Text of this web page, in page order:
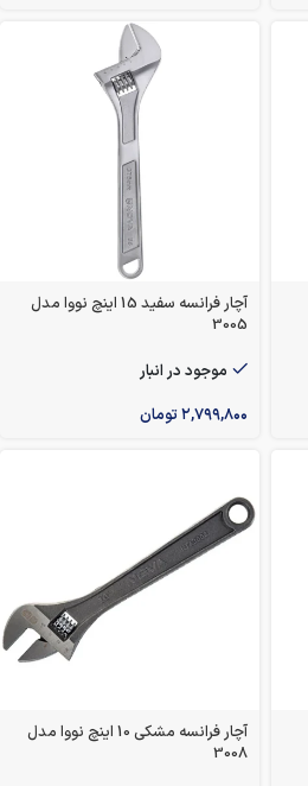
آچار فرانسه سفید 15 اینچ نووا مدل
3005
موجود در انبار
۲,۷۹۹,۸۰۰تومان
آچار فرانسه مشکی 10 اینچ نووا مدل
3008